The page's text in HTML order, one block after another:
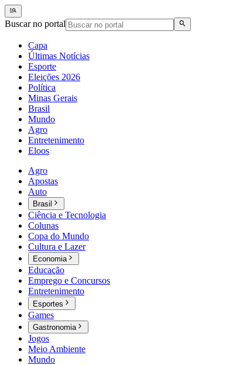
Buscar no portal
Capa
Últimas Notícias
Esporte
Eleições 2026
Política
Minas Gerais
Brasil
Mundo
Agro
Entretenimento
Eloos
Agro
Apostas
Auto
Brasil
Ciência e Tecnologia
Colunas
Copa do Mundo
Cultura e Lazer
Economia
Educação
Emprego e Concursos
Entretenimento
Esportes
Games
Gastronomia
Jogos
Meio Ambiente
Mundo